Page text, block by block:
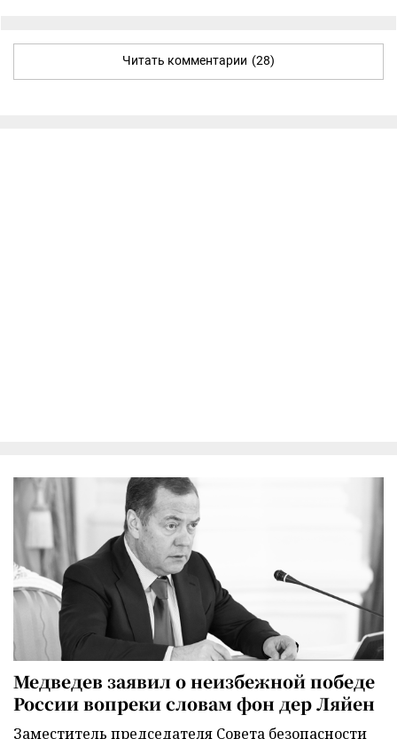
Читать комментарии (28)
Медведев заявил о неизбежной победе
России вопреки словам фон дер Ляйен
Заместитель председателя Совета безопасности